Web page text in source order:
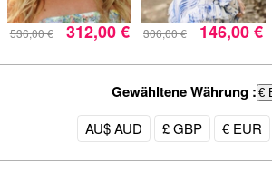
536,00 € 312,00 € 306,00 € 146,00 €
Gewähltene Währung : €
AU$ AUD £ GBP € EUR